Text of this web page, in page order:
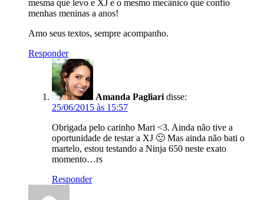
mesma que levo e XJ e o mesmo mecânico que confio
menhas meninas a anos!
Amo seus textos, sempre acompanho.
Responder
Amanda Pagliari disse:
25/06/2015 às 15:57
Obrigada pelo carinho Mari <3. Ainda não tive a
oportunidade de testar a XJ 🙁 Mas ainda não bati o
martelo, estou testando a Ninja 650 neste exato
momento…rs
Responder